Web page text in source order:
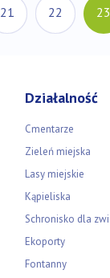
21 22 23
Działalność
Cmentarze
Zieleń miejska
Lasy miejskie
Kąpieliska
Schronisko dla
Ekoporty
Fontanny